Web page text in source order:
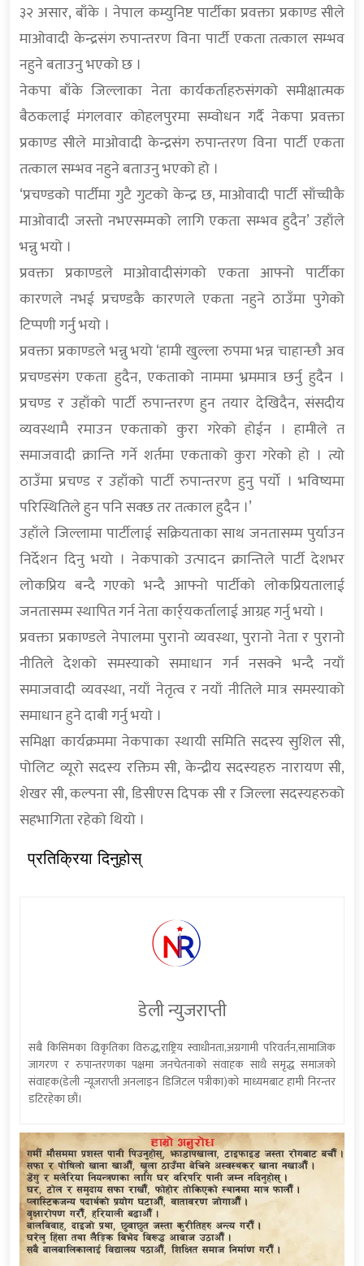
३२ असार, बाँके । नेपाल कम्युनिष्ट पार्टीका प्रवक्ता प्रकाण्ड सीले
माओवादी केन्द्रसंग रुपान्तरण विना पार्टी एकता तत्काल सम्भव
नहुने बताउनु भएको छ ।
नेकपा बाँके जिल्लाका नेता कार्यकर्ताहरुसंगको समीक्षात्मक
बैठकलाई मंगलवार कोहलपुरमा सम्वोधन गर्दै नेकपा प्रवक्ता
प्रकाण्ड सीले माओवादी केन्द्रसंग रुपान्तरण विना पार्टी एकता
तत्काल सम्भव नहुने बताउनु भएको हो ।
‘प्रचण्डको पार्टीमा गुटै गुटको केन्द्र छ, माओवादी पार्टी साँच्चीकै
माओवादी जस्तो नभएसम्मको लागि एकता सम्भव हुदैन’ उहाँले
भन्नु भयो ।
प्रवक्ता प्रकाण्डले माओवादीसंगको एकता आफ्नो पार्टीका
कारणले नभई प्रचण्डकै कारणले एकता नहुने ठाउँमा पुगेको
टिप्पणी गर्नु भयो ।
प्रवक्ता प्रकाण्डले भन्नु भयो ‘हामी खुल्ला रुपमा भन्न चाहान्छौ अव
प्रचण्डसंग एकता हुदैन, एकताको नाममा भ्रममात्र छर्नु हुदैन ।
प्रचण्ड र उहाँको पार्टी रुपान्तरण हुन तयार देखिदैन, संसदीय
व्यवस्थामै रमाउन एकताको कुरा गरेको होईन । हामीले त
समाजवादी क्रान्ति गर्ने शर्तमा एकताको कुरा गरेको हो । त्यो
ठाउँमा प्रचण्ड र उहाँको पार्टी रुपान्तरण हुनु पर्यो । भविष्यमा
परिस्थितिले हुन पनि सक्छ तर तत्काल हुदैन ।’
उहाँले जिल्लामा पार्टीलाई सक्रियताका साथ जनतासम्म पुर्याउन
निर्देशन दिनु भयो । नेकपाको उत्पादन क्रान्तिले पार्टी देशभर
लोकप्रिय बन्दै गएको भन्दै आफ्नो पार्टीको लोकप्रियतालाई
जनतासम्म स्थापित गर्न नेता कार्र्यकर्तालाई आग्रह गर्नु भयो ।
प्रवक्ता प्रकाण्डले नेपालमा पुरानो व्यवस्था, पुरानो नेता र पुरानो
नीतिले देशको समस्याको समाधान गर्न नसक्ने भन्दै नयाँ
समाजवादी व्यवस्था, नयाँ नेतृत्व र नयाँ नीतिले मात्र समस्याको
समाधान हुने दाबी गर्नु भयो ।
समिक्षा कार्यक्रममा नेकपाका स्थायी समिति सदस्य सुशिल सी,
पोलिट व्यूरो सदस्य रक्तिम सी, केन्द्रीय सदस्यहरु नारायण सी,
शेखर सी, कल्पना सी, डिसीएस दिपक सी र जिल्ला सदस्यहरुको
सहभागिता रहेको थियो ।
प्रतिक्रिया दिनुहोस्
डेली न्युजराप्ती
सबै किसिमका विकृतिका विरुद्ध,राष्ट्रिय स्वाधीनता,अग्रगामी परिवर्तन,सामाजिक
जागरण र रुपान्तरणका पक्षमा जनचेतनाको संवाहक साथै समृद्ध समाजको
संवाहक(डेली न्यूजराप्ती अनलाइन डिजिटल पत्रीका)को माध्यमबाट हामी निरन्तर
डटिरहेका छौं।